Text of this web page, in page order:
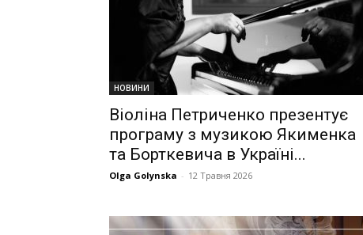
НОВИНИ
Віоліна Петриченко презентує
програму з музикою Якименка
та Борткевича в Україні...
Olga Golynska - 12 Травня 2026